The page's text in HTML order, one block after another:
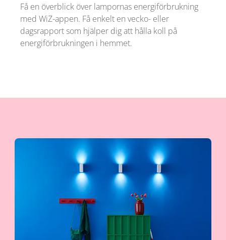
Få en överblick över lampornas energiförbrukning
med WiZ-appen. Få enkelt en vecko- eller
dagsrapport som hjälper dig att hålla koll på
energiförbrukningen i hemmet.